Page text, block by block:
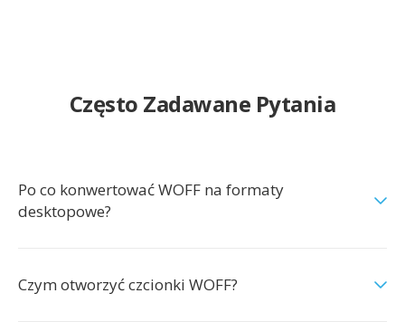
Często Zadawane Pytania
Po co konwertować WOFF na formaty
desktopowe?
Czym otworzyć czcionki WOFF?